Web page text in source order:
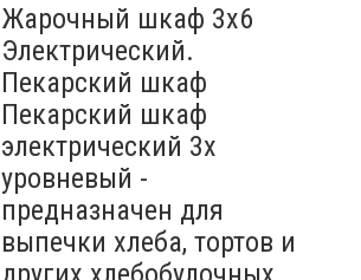
Жарочный шкаф 3х6
Электрический.
Пекарский шкаф
Пекарский шкаф
электрический 3х
уровневый -
предназначен для
выпечки хлеба, тортов и